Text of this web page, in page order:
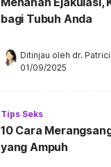
bagi Tubuh Anda
Ditinjau oleh dr.
01/09/2025
Tips Seks
10 Cara
yang Ampuh